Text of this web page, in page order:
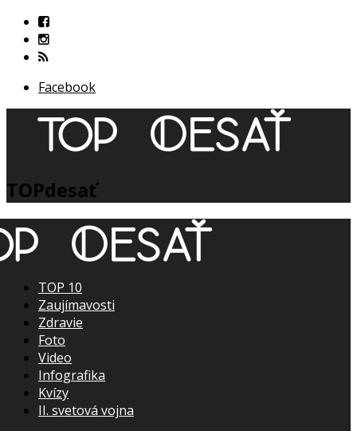
Facebook
TOPdesať
TOP 10
Zaujímavosti
Zdravie
Foto
Video
Infografika
Kvízy
II. svetová vojna